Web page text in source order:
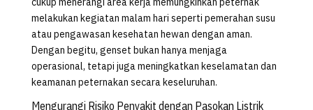
melakukan kegiatan malam hari seperti pemerahan susu
atau pengawasan kesehatan hewan dengan aman.
Dengan begitu, genset bukan hanya menjaga
operasional, tetapi juga meningkatkan keselamatan dan
keamanan peternakan secara keseluruhan.
Mengurangi Risiko Penyakit dengan Pasokan Listrik